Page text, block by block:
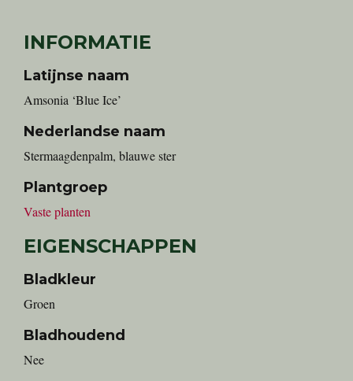
INFORMATIE
Latijnse naam
Amsonia ‘Blue Ice’
Nederlandse naam
Stermaagdenpalm, blauwe ster
Plantgroep
Vaste planten
EIGENSCHAPPEN
Bladkleur
Groen
Bladhoudend
Nee